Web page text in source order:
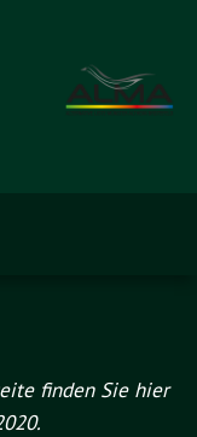
finden Sie hier